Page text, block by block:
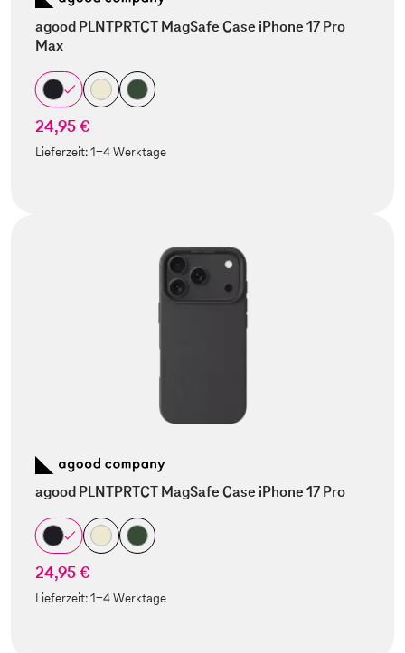
agood PLNTPRTCT MagSafe Case iPhone 17 Pro
Max
24,95 €
Lieferzeit:1-4 Werktage
agood PLNTPRTCT MagSafe Case iPhone 17 Pro
24,95 €
Lieferzeit:1-4 Werktage